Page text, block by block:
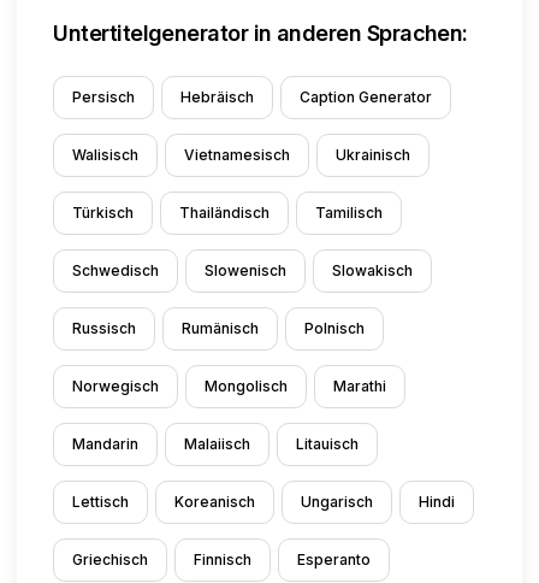
Untertitelgenerator in anderen Sprachen:
Persisch Hebräisch Caption Generator
Walisisch Vietnamesisch Ukrainisch
Türkisch Thailändisch Tamilisch
Schwedisch Slowenisch Slowakisch
Russisch Rumänisch Polnisch
Norwegisch Mongolisch Marathi
Mandarin Malaiisch Litauisch
Lettisch Koreanisch Ungarisch Hindi
Griechisch Finnisch Esperanto